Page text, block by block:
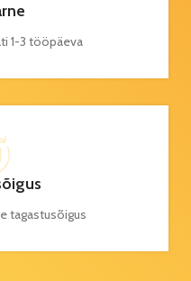
1-3 tööpäeva
tagastusõigus